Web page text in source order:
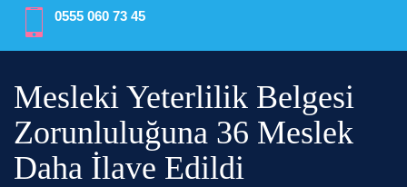
0555 060 73 45
Mesleki Yeterlilik Belgesi
Zorunluluğuna 36 Meslek
Daha İlave Edildi